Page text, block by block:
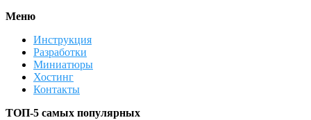
Меню
Инструкция
Разработки
Миниатюры
Хостинг
Контакты
ТОП-5 самых популярных